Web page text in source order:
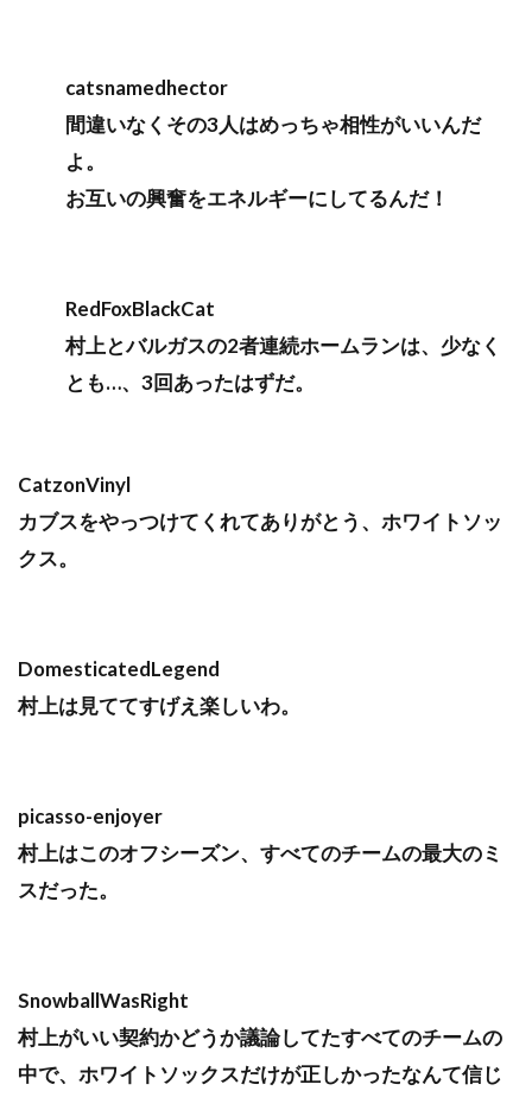
catsnamedhector
間違いなくその3人はめっちゃ相性がいいんだ
よ。
お互いの興奮をエネルギーにしてるんだ！
RedFoxBlackCat
村上とバルガスの2者連続ホームランは、少なく
とも…、3回あったはずだ。
CatzonVinyl
カブスをやっつけてくれてありがとう、ホワイトソッ
クス。
DomesticatedLegend
村上は見ててすげえ楽しいわ。
picasso-enjoyer
村上はこのオフシーズン、すべてのチームの最大のミ
スだった。
SnowballWasRight
村上がいい契約かどうか議論してたすべてのチームの
中で、ホワイトソックスだけが正しかったなんて信じ